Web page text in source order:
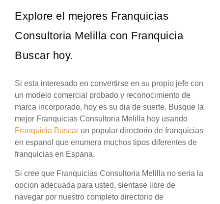
Explore el mejores Franquicias
Consultoria Melilla con Franquicia
Buscar hoy.
Si esta interesado en convertirse en su propio jefe con
un modelo comercial probado y reconocimiento de
marca incorporado, hoy es su dia de suerte. Busque la
mejor Franquicias Consultoria Melilla hoy usando
Franquicia Buscar un popular directorio de franquicias
en espanol que enumera muchos tipos diferentes de
franquicias en Espana.
Si cree que Franquicias Consultoria Melilla no seria la
opcion adecuada para usted, sientase libre de
navegar por nuestro completo directorio de